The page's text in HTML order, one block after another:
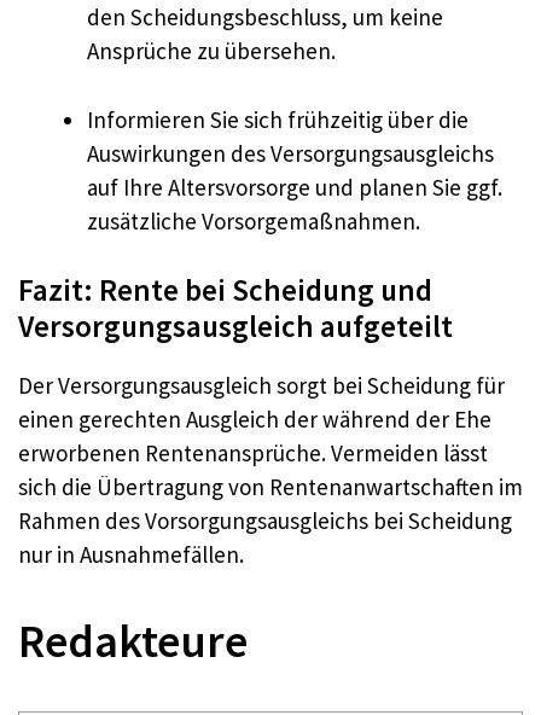
den Scheidungsbeschluss, um keine
Ansprüche zu übersehen.
Informieren Sie sich frühzeitig über die
Auswirkungen des Versorgungsausgleichs
auf Ihre Altersvorsorge und planen Sie ggf.
zusätzliche Vorsorgemaßnahmen.
Fazit: Rente bei Scheidung und
Versorgungsausgleich aufgeteilt
Der Versorgungsausgleich sorgt bei Scheidung für
einen gerechten Ausgleich der während der Ehe
erworbenen Rentenansprüche. Vermeiden lässt
sich die Übertragung von Rentenanwartschaften im
Rahmen des Vorsorgungsausgleichs bei Scheidung
nur in Ausnahmefällen.
Redakteure